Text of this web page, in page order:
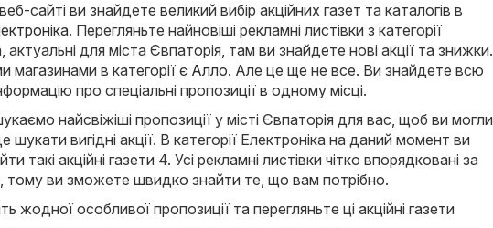
сайті ви знайдете великий вибір акційних газет та каталогів в
. Перегляньте найновіші рекламні листівки з категорії
актуальні для міста Євпаторія, там ви знайдете нові акції та знижки.
магазинами в категорії є Алло. Але це ще не все. Ви знайдете всю
про спеціальні пропозиції в одному місці.
найсвіжіші пропозиції у місті Євпаторія для вас, щоб ви могли
шукати вигідні акції. В категорії Електроніка на даний момент ви
такі акційні газети 4. Усі рекламні листівки чітко впорядковані за
тому ви зможете швидко знайти те, що вам потрібно.
жодної особливої пропозиції та перегляньте ці акційні газети